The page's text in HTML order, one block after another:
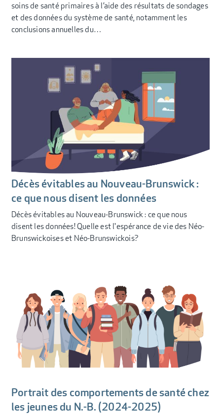
soins de santé primaires à l’aide des résultats de sondages
et des données du système de santé, notamment les
conclusions annuelles du…
Décès évitables au Nouveau-Brunswick :
ce que nous disent les données
Décès évitables au Nouveau-Brunswick : ce que nous
disent les données! Quelle est l'espérance de vie des Néo-
Brunswickoises et Néo-Brunswickois?
Portrait des comportements de santé chez
les jeunes du N.-B. (2024-2025)